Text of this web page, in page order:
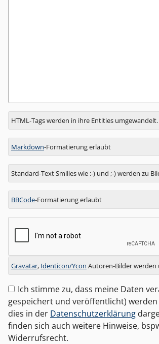
Antwort
zu
HTML-Tags werden in ihre Entities umgewandelt.
Markdown-Formatierung erlaubt
Standard-Text Smilies wie :-) und ;-) werden zu
BBCode-Formatierung erlaubt
Gravatar, Identicon/Ycon Autoren-Bilder
Ich stimme zu, dass meine Daten
gespeichert und veröffentlicht)
dies in der Datenschutzerklärung
finden sich auch weitere Hinweise,
Widerrufsrecht.